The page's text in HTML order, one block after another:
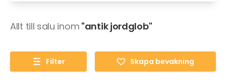
Allt till salu inom "antik jordglob"
Filter Skapa bevakning